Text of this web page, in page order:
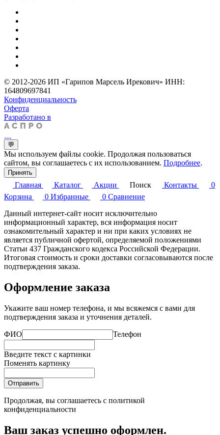
© 2012-2026 ИП «Гарипов Марсель Ирекович» ИНН:
164809697841
Конфиденциальность
Оферта
Разработано в
💬
Мы используем файлы cookie. Продолжая пользоваться
сайтом, вы соглашаетесь с их использованием. Подробнее.
Принять
Главная Каталог Акции Поиск Контакты
0
Корзина
0 Избранные 0 Сравнение
Данный интернет-сайт носит исключительно
информационный характер, вся информация носит
ознакомительный характер и ни при каких условиях не
является публичной офертой, определяемой положениями
Статьи 437 Гражданского кодекса Российской Федерации.
Итоговая стоимость и сроки доставки согласовываются после
подтверждения заказа.
Оформление заказа
Укажите ваш номер телефона, и мы всяжемся с вами для
подтверждения заказа и уточнения деталей.
ФИО Телефон
Введите текст с картинки
Поменять картинку
Отправить
Продолжая, вы соглашаетесь с политикой
конфиденциальности
Ваш заказ успешно оформлен.